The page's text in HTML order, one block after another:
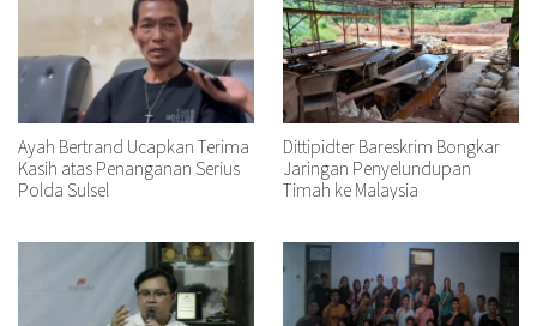
Ayah Bertrand Ucapkan Terima
Kasih atas Penanganan Serius
Polda Sulsel
Dittipidter Bareskrim Bongkar
Jaringan Penyelundupan
Timah ke Malaysia